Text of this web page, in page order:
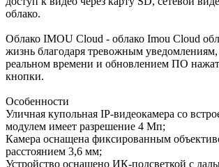
облако.
Облако IMOU Cloud - облако Imou Cloud
жизнь благодаря тревожным уведомлениям,
реальном времени и обновлением ПО
кнопки.
Особенности
Уличная купольная IP-видеокамера со
модулем имеет разрешение 4 Мп;
Камера оснащена фиксированным
расстоянием 3,6 мм;
Устройство оснащено ИК-подсветкой с